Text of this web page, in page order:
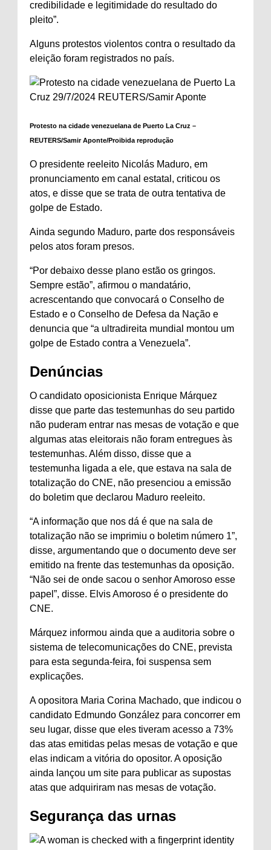
credibilidade e legitimidade do resultado do
pleito”.
Alguns protestos violentos contra o resultado da
eleição foram registrados no país.
Protesto na cidade venezuelana de Puerto La Cruz –
REUTERS/Samir Aponte/Proibida reprodução
O presidente reeleito Nicolás Maduro, em
pronunciamento em canal estatal, criticou os
atos, e disse que se trata de outra tentativa de
golpe de Estado.
Ainda segundo Maduro, parte dos responsáveis
pelos atos foram presos.
“Por debaixo desse plano estão os gringos.
Sempre estão”, afirmou o mandatário,
acrescentando que convocará o Conselho de
Estado e o Conselho de Defesa da Nação e
denuncia que “a ultradireita mundial montou um
golpe de Estado contra a Venezuela”.
Denúncias
O candidato oposicionista Enrique Márquez
disse que parte das testemunhas do seu partido
não puderam entrar nas mesas de votação e que
algumas atas eleitorais não foram entregues às
testemunhas. Além disso, disse que a
testemunha ligada a ele, que estava na sala de
totalização do CNE, não presenciou a emissão
do boletim que declarou Maduro reeleito.
“A informação que nos dá é que na sala de
totalização não se imprimiu o boletim número 1”,
disse, argumentando que o documento deve ser
emitido na frente das testemunhas da oposição.
“Não sei de onde sacou o senhor Amoroso esse
papel”, disse. Elvis Amoroso é o presidente do
CNE.
Márquez informou ainda que a auditoria sobre o
sistema de telecomunicações do CNE, prevista
para esta segunda-feira, foi suspensa sem
explicações.
A opositora Maria Corina Machado, que indicou o
candidato Edmundo González para concorrer em
seu lugar, disse que eles tiveram acesso a 73%
das atas emitidas pelas mesas de votação e que
elas indicam a vitória do opositor. A oposição
ainda lançou um site para publicar as supostas
atas que adquiriram nas mesas de votação.
Segurança das urnas